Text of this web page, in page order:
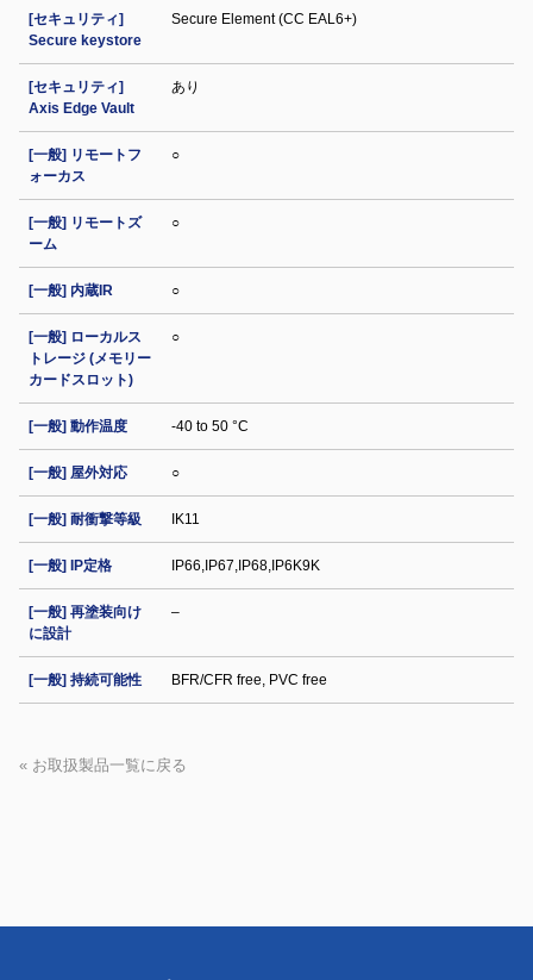
[セキュリティ]
Secure keystore
Secure Element (CC EAL6+)
[セキュリティ]
Axis Edge Vault
あり
[一般] リモートフ
ォーカス
○
[一般] リモートズ
ーム
○
[一般] 内蔵IR ○
[一般] ローカルス
トレージ (メモリー
カードスロット)
○
[一般] 動作温度 -40 to 50 °C
[一般] 屋外対応 ○
[一般] 耐衝撃等級 IK11
[一般] IP定格 IP66,IP67,IP68,IP6K9K
[一般] 再塗装向け
に設計
–
[一般] 持続可能性 BFR/CFR free, PVC free
« お取扱製品一覧に戻る